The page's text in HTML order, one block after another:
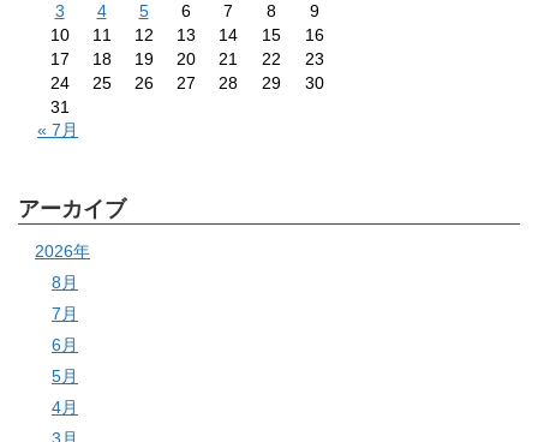
3
4 5 6 7 8
9
10
11 12 13 14 15
16
17
18 19 20 21 22
23
24
25 26 27 28 29
30
31
« 7月
アーカイブ
2026年
8月
7月
6月
5月
4月